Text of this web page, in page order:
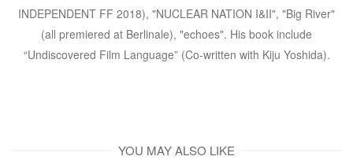
INDEPENDENT FF 2018), "NUCLEAR NATION I&II", "Big River"
(all premiered at Berlinale), "echoes". His book include
“Undiscovered Film Language” (Co-written with Kiju Yoshida).
YOU MAY ALSO LIKE